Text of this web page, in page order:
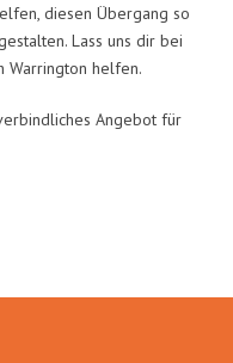
diesen Übergang so
Lass uns dir bei
Warrington helfen.
Angebot für